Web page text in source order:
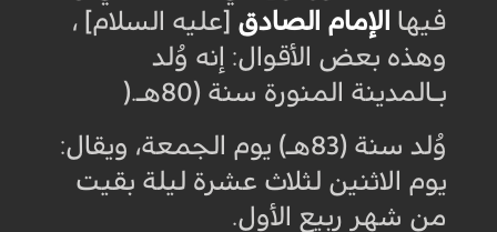
فيها الإمام الصادق [عليه السلام] ،
وهذه بعض الأقوال: إنه وُلد
بـالمدينة المنورة سنة (80هـ
).
وُلد سنة (83هـ) يوم الجمعة، ويقال:
يوم الاثنين لثلاث عشرة ليلة بقيت
من شهر ربيع الأول.